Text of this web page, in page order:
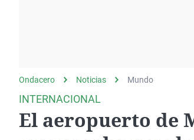
Como el perro y el
Negra
Ondacero Noticias Mundo
INTERNACIONAL
El aeropuerto de